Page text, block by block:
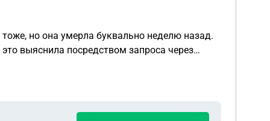
но она умерла буквально неделю назад.
и пыталась внести себя как собственник,мне